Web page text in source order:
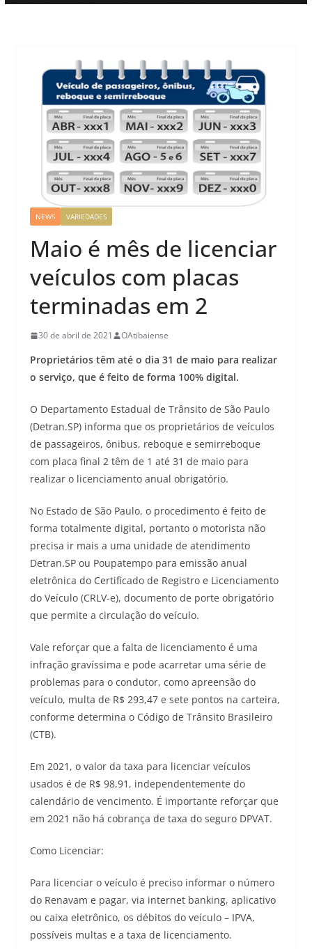
NEWS VARIEDADES
Maio é mês de licenciar
veículos com placas
terminadas em 2
30 de abril de 2021 OAtibaiense
Proprietários têm até o dia 31 de maio para realizar
o serviço, que é feito de forma 100% digital.
O Departamento Estadual de Trânsito de São Paulo
(Detran.SP) informa que os proprietários de veículos
de passageiros, ônibus, reboque e semirreboque
com placa final 2 têm de 1 até 31 de maio para
realizar o licenciamento anual obrigatório.
No Estado de São Paulo, o procedimento é feito de
forma totalmente digital, portanto o motorista não
precisa ir mais a uma unidade de atendimento
Detran.SP ou Poupatempo para emissão anual
eletrônica do Certificado de Registro e Licenciamento
do Veículo (CRLV-e), documento de porte obrigatório
que permite a circulação do veículo.
Vale reforçar que a falta de licenciamento é uma
infração gravíssima e pode acarretar uma série de
problemas para o condutor, como apreensão do
veículo, multa de R$ 293,47 e sete pontos na carteira,
conforme determina o Código de Trânsito Brasileiro
(CTB).
Em 2021, o valor da taxa para licenciar veículos
usados é de R$ 98,91, independentemente do
calendário de vencimento. É importante reforçar que
em 2021 não há cobrança de taxa do seguro DPVAT.
Como Licenciar:
Para licenciar o veículo é preciso informar o número
do Renavam e pagar, via internet banking, aplicativo
ou caixa eletrônico, os débitos do veículo – IPVA,
possíveis multas e a taxa de licenciamento.